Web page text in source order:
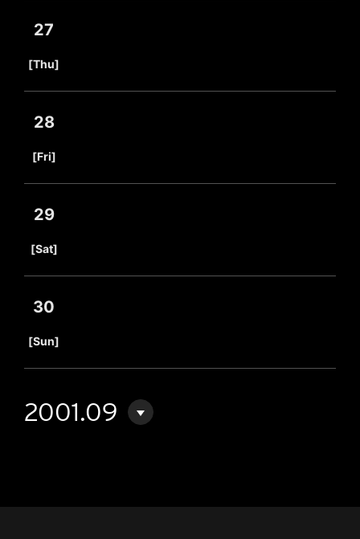
27
[Thu]
28
[Fri]
29
[Sat]
30
[Sun]
2001.09